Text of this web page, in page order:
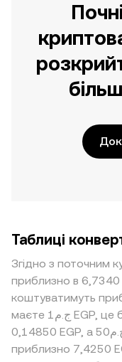
Таблиці
Згідно з поточним
приблизно в
коштуватимуть
маєте ج.م1 EGP, це буде еквівалентно приблизно
0,14850 EGP, а ج.م50 EGP дорівнюватимуть
приблизно 7,4250